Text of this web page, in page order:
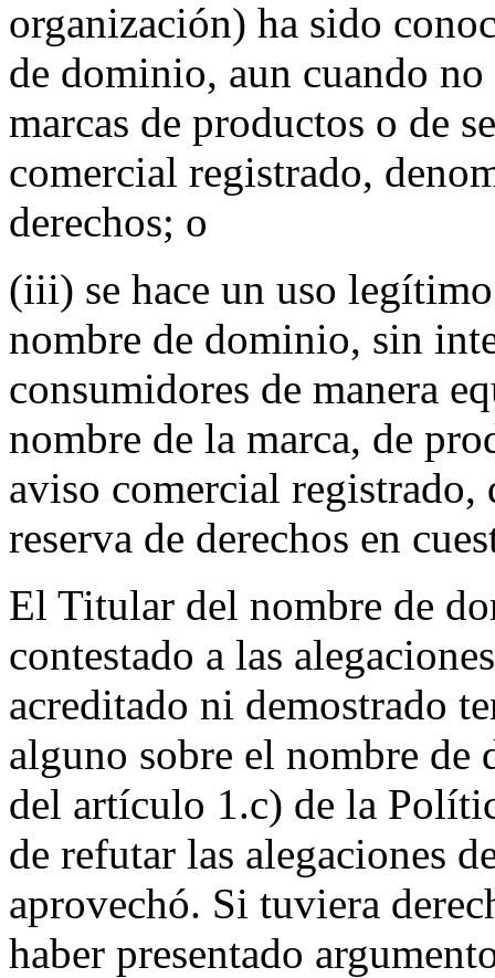
organización) ha sido
de dominio, aun cuando
marcas de productos o de
comercial registrado,
derechos; o
(iii) se hace un uso
nombre de dominio, sin
consumidores de manera
nombre de la marca, de
aviso comercial
reserva de derechos en
El Titular del nombre de
contestado a las
acreditado ni demostrado
alguno sobre el nombre
del artículo 1.c) de la
de refutar las alegaciones
aprovechó. Si tuviera
haber presentado